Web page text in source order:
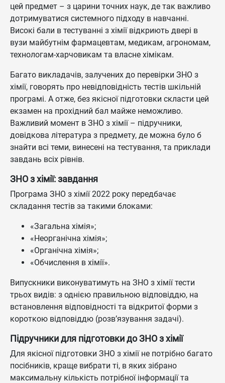
цей предмет – з царини точних наук, де так важливо
дотримуватися системного підходу в навчанні.
Високі бали в тестуванні з хімії відкриють двері в
вузи майбутнім фармацевтам, медикам, агрономам,
технологам-харчовикам та власне хімікам.
Багато викладачів, залучених до перевірки ЗНО з
хімії, говорять про невідповідність тестів шкільній
програмі. А отже, без якісної підготовки скласти цей
екзамен на прохідний бал майже неможливо.
Важливий момент в ЗНО з хімії – підручники,
довідкова література з предмету, де можна було б
знайти всі теми, винесені на тестування, та приклади
завдань всіх рівнів.
ЗНО з хімії: завдання
Програма ЗНО з хімії 2022 року передбачає
складання тестів за такими блоками:
«Загальна хімія»;
«Неорганічна хімія»;
«Органічна хімія»;
«Обчислення в хімії».
Випускники виконуватимуть на ЗНО з хімії тести
трьох видів: з однією правильною відповіддю, на
встановлення відповідності та відкритої форми з
короткою відповіддю (розв’язування задачі).
Підручники для підготовки до ЗНО з хімії
Для якісної підготовки ЗНО з хімії не потрібно багато
посібників, краще вибрати ті, в яких зібрано
максимальну кількість потрібної інформації та